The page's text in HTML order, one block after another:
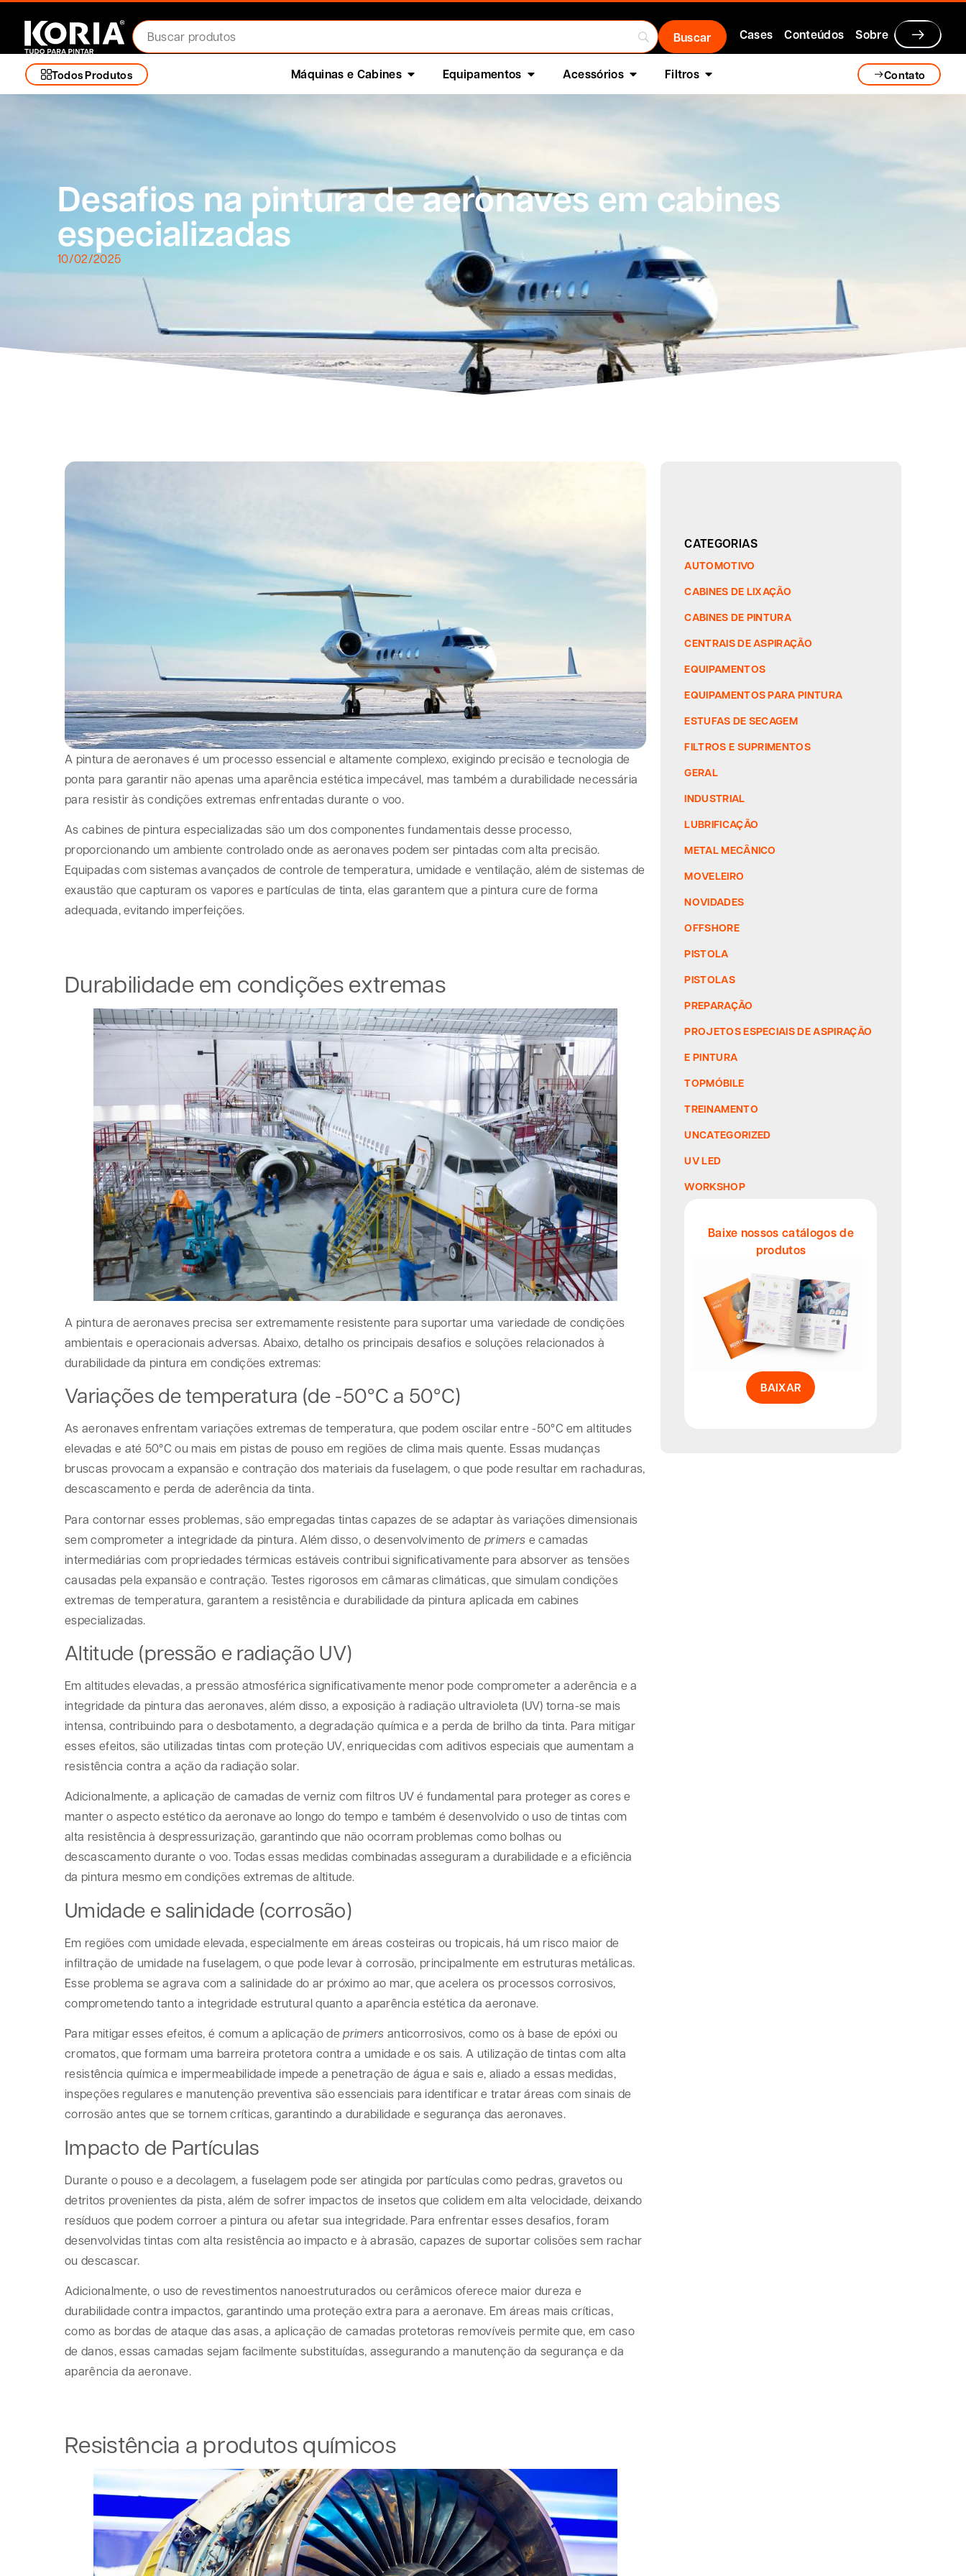
Cases Conteúdos Sobre
Todos Produtos Máquinas e Cabines Equipamentos Acessórios Filtros Contato
Desafios na pintura de aeronaves em cabines
especializadas
10/02/2025
A pintura de aeronaves é um processo essencial e altamente complexo, exigindo precisão e tecnologia de
ponta para garantir não apenas uma aparência estética impecável, mas também a durabilidade necessária
para resistir às condições extremas enfrentadas durante o voo.
As cabines de pintura especializadas são um dos componentes fundamentais desse processo,
proporcionando um ambiente controlado onde as aeronaves podem ser pintadas com alta precisão.
Equipadas com sistemas avançados de controle de temperatura, umidade e ventilação, além de sistemas de
exaustão que capturam os vapores e partículas de tinta, elas garantem que a pintura cure de forma
adequada, evitando imperfeições.
Durabilidade em condições extremas
A pintura de aeronaves precisa ser extremamente resistente para suportar uma variedade de condições
ambientais e operacionais adversas. Abaixo, detalho os principais desafios e soluções relacionados à
durabilidade da pintura em condições extremas:
Variações de temperatura (de -50°C a 50°C)
As aeronaves enfrentam variações extremas de temperatura, que podem oscilar entre -50°C em altitudes
elevadas e até 50°C ou mais em pistas de pouso em regiões de clima mais quente. Essas mudanças
bruscas provocam a expansão e contração dos materiais da fuselagem, o que pode resultar em rachaduras,
descascamento e perda de aderência da tinta.
Para contornar esses problemas, são empregadas tintas capazes de se adaptar às variações dimensionais
sem comprometer a integridade da pintura. Além disso, o desenvolvimento deprimers e camadas
intermediárias com propriedades térmicas estáveis contribui significativamente para absorver as tensões
causadas pela expansão e contração. Testes rigorosos em câmaras climáticas, que simulam condições
extremas de temperatura, garantem a resistência e durabilidade da pintura aplicada em cabines
especializadas.
Altitude (pressão e radiação UV)
Em altitudes elevadas, a pressão atmosférica significativamente menor pode comprometer a aderência e a
integridade da pintura das aeronaves, além disso, a exposição à radiação ultravioleta (UV) torna-se mais
intensa, contribuindo para o desbotamento, a degradação química e a perda de brilho da tinta. Para mitigar
esses efeitos, são utilizadas tintas com proteção UV, enriquecidas com aditivos especiais que aumentam a
resistência contra a ação da radiação solar.
Adicionalmente, a aplicação de camadas de verniz com filtros UV é fundamental para proteger as cores e
manter o aspecto estético da aeronave ao longo do tempo e também é desenvolvido o uso de tintas com
alta resistência à despressurização, garantindo que não ocorram problemas como bolhas ou
descascamento durante o voo. Todas essas medidas combinadas asseguram a durabilidade e a eficiência
da pintura mesmo em condições extremas de altitude.
Umidade e salinidade (corrosão)
Em regiões com umidade elevada, especialmente em áreas costeiras ou tropicais, há um risco maior de
infiltração de umidade na fuselagem, o que pode levar à corrosão, principalmente em estruturas metálicas.
Esse problema se agrava com a salinidade do ar próximo ao mar, que acelera os processos corrosivos,
comprometendo tanto a integridade estrutural quanto a aparência estética da aeronave.
Para mitigar esses efeitos, é comum a aplicação deprimers anticorrosivos, como os à base de epóxi ou
cromatos, que formam uma barreira protetora contra a umidade e os sais. A utilização de tintas com alta
resistência química e impermeabilidade impede a penetração de água e sais e, aliado a essas medidas,
inspeções regulares e manutenção preventiva são essenciais para identificar e tratar áreas com sinais de
corrosão antes que se tornem críticas, garantindo a durabilidade e segurança das aeronaves.
Impacto de Partículas
Durante o pouso e a decolagem, a fuselagem pode ser atingida por partículas como pedras, gravetos ou
detritos provenientes da pista, além de sofrer impactos de insetos que colidem em alta velocidade, deixando
resíduos que podem corroer a pintura ou afetar sua integridade. Para enfrentar esses desafios, foram
desenvolvidas tintas com alta resistência ao impacto e à abrasão, capazes de suportar colisões sem rachar
ou descascar.
Adicionalmente, o uso de revestimentos nanoestruturados ou cerâmicos oferece maior dureza e
durabilidade contra impactos, garantindo uma proteção extra para a aeronave. Em áreas mais críticas,
como as bordas de ataque das asas, a aplicação de camadas protetoras removíveis permite que, em caso
de danos, essas camadas sejam facilmente substituídas, assegurando a manutenção da segurança e da
aparência da aeronave.
Resistência a produtos químicos
CATEGORIAS
AUTOMOTIVO
CABINES DE LIXAÇÃO
CABINES DE PINTURA
CENTRAIS DE ASPIRAÇÃO
EQUIPAMENTOS
EQUIPAMENTOS PARA PINTURA
ESTUFAS DE SECAGEM
FILTROS E SUPRIMENTOS
GERAL
INDUSTRIAL
LUBRIFICAÇÃO
METAL MECÂNICO
MOVELEIRO
NOVIDADES
OFFSHORE
PISTOLA
PISTOLAS
PREPARAÇÃO
PROJETOS ESPECIAIS DE ASPIRAÇÃO
E PINTURA
TOPMÓBILE
TREINAMENTO
UNCATEGORIZED
UV LED
WORKSHOP
Baixe nossos catálogos de
produtos
BAIXAR